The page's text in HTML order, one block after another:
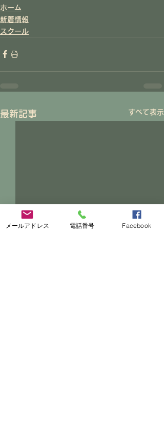
ホーム
新着情報
スクール
最新記事 すべて表示
メールアドレス 電話番号 Facebook